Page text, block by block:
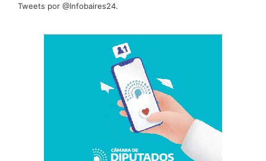
Tweets por @Infobaires24.